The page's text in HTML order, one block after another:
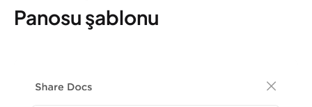
Panosu şablonu